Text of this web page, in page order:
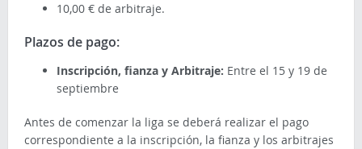
10,00 € de arbitraje.
Plazos de pago:
Inscripción, fianza y Arbitraje: Entre el 15 y 19 de
septiembre
Antes de comenzar la liga se deberá realizar el pago
correspondiente a la inscripción, la fianza y los arbitrajes